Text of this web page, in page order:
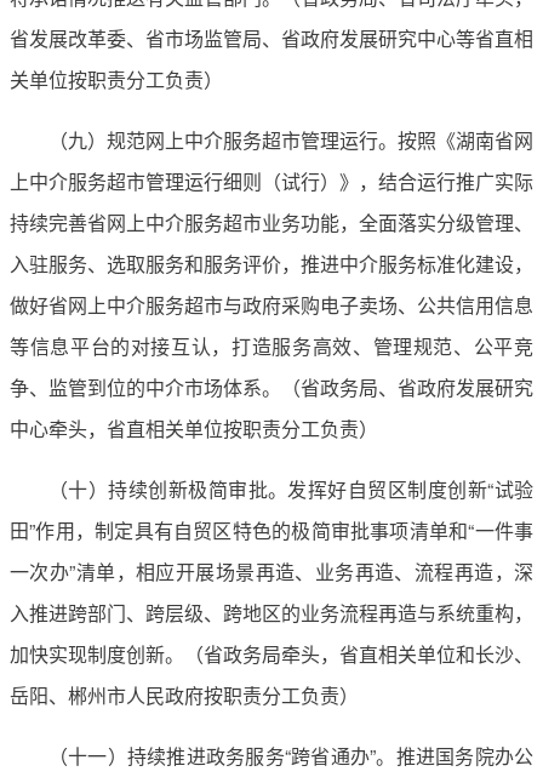
省发展改革委、省市场监管局、省政府发展研究中心等省直相
关单位按职责分工负责）
（九）规范网上中介服务超市管理运行。按照《湖南省网
上中介服务超市管理运行细则（试行）》，结合运行推广实际
持续完善省网上中介服务超市业务功能，全面落实分级管理、
入驻服务、选取服务和服务评价，推进中介服务标准化建设，
做好省网上中介服务超市与政府采购电子卖场、公共信用信息
等信息平台的对接互认，打造服务高效、管理规范、公平竞
争、监管到位的中介市场体系。（省政务局、省政府发展研究
中心牵头，省直相关单位按职责分工负责）
（十）持续创新极简审批。发挥好自贸区制度创新“试验
田”作用，制定具有自贸区特色的极简审批事项清单和“一件事
一次办”清单，相应开展场景再造、业务再造、流程再造，深
入推进跨部门、跨层级、跨地区的业务流程再造与系统重构，
加快实现制度创新。（省政务局牵头，省直相关单位和长沙、
岳阳、郴州市人民政府按职责分工负责）
（十一）持续推进政务服务“跨省通办”。推进国务院办公